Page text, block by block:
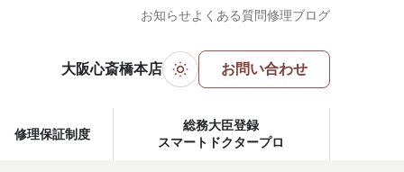
お知らせよくある質問修理ブログ
大阪心斎橋本店 ダークモードお問い合わせ
修理保証制度
総務大臣登録
スマートドクタープロ